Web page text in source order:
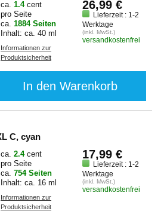
ca. 1.4 cent
pro Seite
ca. 1884 Seiten
Inhalt: ca. 40 ml
Informationen zur
Produktsicherheit
26,99 €
Lieferzeit : 1-2
Werktage
(inkl. MwSt.)
versandkostenfrei
In den Warenkorb
Druckerpatrone 933XL C, cyan
ca. 2.4 cent
pro Seite
ca. 754 Seiten
Inhalt: ca. 16 ml
Informationen zur
Produktsicherheit
17,99 €
Lieferzeit : 1-2
Werktage
(inkl. MwSt.)
versandkostenfrei